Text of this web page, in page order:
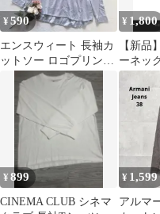
¥590
エンスウィート 長袖カ
ットソー ロゴプリント
Uネック ゆったり 体型
カバー L
¥ 1,800
【新品
ーネッ
ー ホワ
¥899
CINEMA CLUB シネマ
¥ 1,599
アルマ